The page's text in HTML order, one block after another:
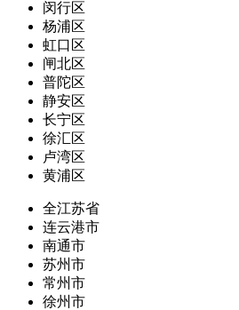
闵行区
杨浦区
虹口区
闸北区
普陀区
静安区
长宁区
徐汇区
卢湾区
黄浦区
全江苏省
连云港市
南通市
苏州市
常州市
徐州市